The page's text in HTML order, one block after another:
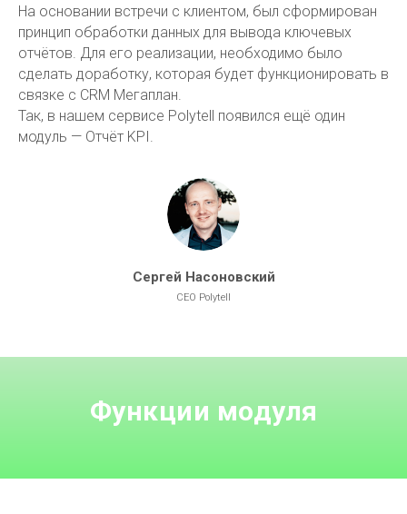
На основании встречи с клиентом, был сформирован
принцип обработки данных для вывода ключевых
отчётов. Для его реализации, необходимо было
сделать доработку, которая будет функционировать в
связке с CRM Мегаплан.
Так, в нашем сервисе Polytell появился ещё один
модуль — Отчёт KPI.
Сергей Насоновский
CEO Polytell
Функции модуля